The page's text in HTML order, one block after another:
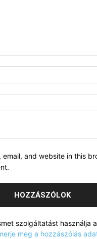
email, and website in this
szolgáltatást használja
meg a hozzászólás